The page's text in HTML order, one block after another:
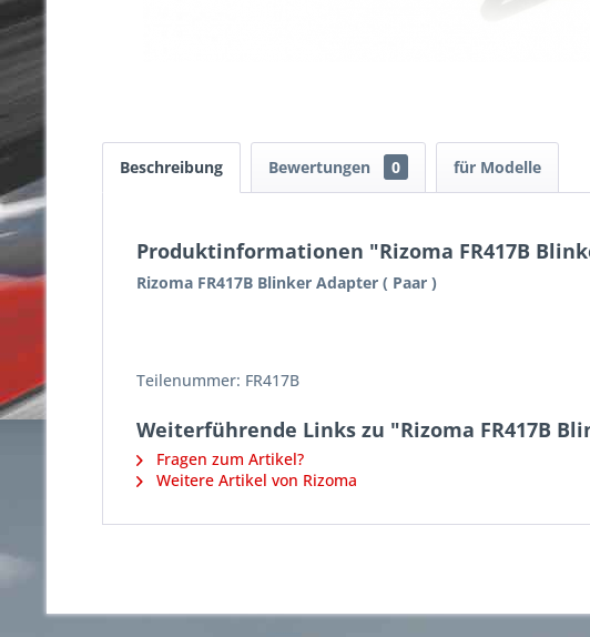
Beschreibung Bewertungen 0 für Modelle
Produktinformationen "Rizoma FR417B
Rizoma FR417B Blinker Adapter ( Paar )
Teilenummer: FR417B
Weiterführende Links zu "Rizoma FR417B
Fragen zum Artikel?
Weitere Artikel von Rizoma